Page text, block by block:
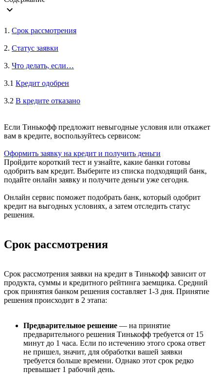
expand_more
1. Срок рассмотрения
2. Статус заявки
3. Что делать, если…
3.1 Кредит одобрен
3.2 В кредите отказано
Если Тинькофф предложит невыгодные условия или откажет
вам в кредите, воспользуйтесь сервисом:
Оформить заявку на кредит и получить деньги
Пройдите короткий тест и узнайте, какие банки готовы
одобрить вам кредит. Выберите из списка подходящий банк,
подайте онлайн заявку и получите деньги уже сегодня.
Онлайн сервис поможет подобрать банк, который одобрит
кредит на выгодных условиях, а затем отследить статус
решения.
Срок рассмотрения
Срок рассмотрения заявки на кредит в Тинькофф зависит от
продукта, суммы и кредитного рейтинга заемщика. Средний
срок принятия банком решения составляет 1-3 дня. Принятие
решения происходит в 2 этапа:
Предварительное решение — на принятие
предварительного решения Тинькофф требуется от 15
минут до 1 часа. Если по истечению этого срока ответ
не пришел, значит, для обработки вашей заявки
требуется больше времени. Однако этот срок редко
превышает 1 рабочий день.